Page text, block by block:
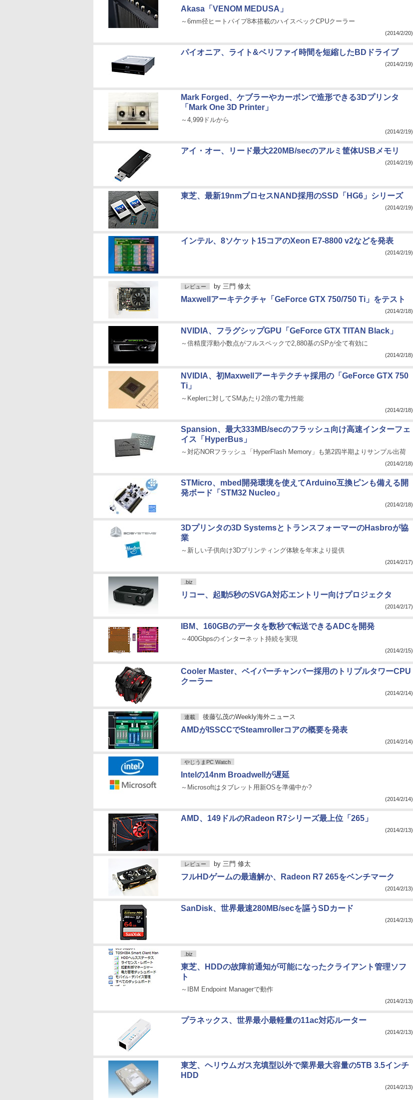
Akasa「VENOM MEDUSA」
～6mm径ヒートパイプ8本搭載のハイスペックCPUクーラー
(2014/2/20)
パイオニア、ライト&ベリファイ時間を短縮したBDドライブ
(2014/2/19)
Mark Forged、ケブラーやカーボンで造形できる3Dプリンタ
「Mark One 3D Printer」
～4,999ドルから
(2014/2/19)
アイ・オー、リード最大220MB/secのアルミ筐体USBメモリ
(2014/2/19)
東芝、最新19nmプロセスNAND採用のSSD「HG6」シリーズ
(2014/2/19)
インテル、8ソケット15コアのXeon E7-8800 v2などを発表
(2014/2/19)
レビュー by 三門 修太
Maxwellアーキテクチャ「GeForce GTX 750/750 Ti」をテスト
(2014/2/18)
NVIDIA、フラグシップGPU「GeForce GTX TITAN Black」
～倍精度浮動小数点がフルスペックで2,880基のSPが全て有効に
(2014/2/18)
NVIDIA、初Maxwellアーキテクチャ採用の「GeForce GTX 750
Ti」
～Keplerに対してSMあたり2倍の電力性能
(2014/2/18)
Spansion、最大333MB/secのフラッシュ向け高速インターフェ
イス「HyperBus」
～対応NORフラッシュ「HyperFlash Memory」も第2四半期よりサンプル出荷
(2014/2/18)
STMicro、mbed開発環境を使えてArduino互換ピンも備える開
発ボード「STM32 Nucleo」
(2014/2/18)
3Dプリンタの3D SystemsとトランスフォーマーのHasbroが協
業
～新しい子供向け3Dプリンティング体験を年末より提供
(2014/2/17)
.biz
リコー、起動5秒のSVGA対応エントリー向けプロジェクタ
(2014/2/17)
IBM、160GBのデータを数秒で転送できるADCを開発
～400Gbpsのインターネット持続を実現
(2014/2/15)
Cooler Master、ベイパーチャンバー採用のトリプルタワーCPU
クーラー
(2014/2/14)
連載 後藤弘茂のWeekly海外ニュース
AMDがISSCCでSteamrollerコアの概要を発表
(2014/2/14)
やじうまPC Watch
Intelの14nm Broadwellが遅延
～Microsoftはタブレット用新OSを準備中か?
(2014/2/14)
AMD、149ドルのRadeon R7シリーズ最上位「265」
(2014/2/13)
レビュー by 三門 修太
フルHDゲームの最適解か、Radeon R7 265をベンチマーク
(2014/2/13)
SanDisk、世界最速280MB/secを謳うSDカード
(2014/2/13)
.biz
東芝、HDDの故障前通知が可能になったクライアント管理ソフ
ト
～IBM Endpoint Managerで動作
(2014/2/13)
プラネックス、世界最小最軽量の11ac対応ルーター
(2014/2/13)
東芝、ヘリウムガス充填型以外で業界最大容量の5TB 3.5インチ
HDD
(2014/2/13)